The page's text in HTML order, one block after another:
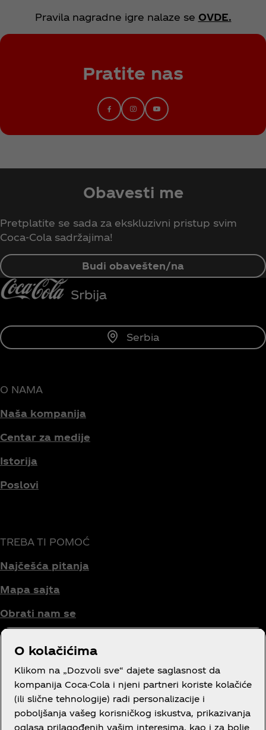
Pravila nagradne igre nalaze se OVDE.
Pratite nas
Obavesti me
Pretplatite se sada za ekskluzivni pristup svim
Coca‑Cola sadržajima!
Budi obavešten/na
Serbia
O NAMA
Naša kompanija
Centar za medije
Istorija
Poslovi
TREBA TI POMOĆ
Najčešća pitanja
Mapa sajta
Obrati nam se
Uslovi korišćenja
Obaveštenje o privatnosti potrošača
Podešavanja kolačića
O kolačićima
Klikom na „Dozvoli sve“ dajete saglasnost da
kompanija Coca-Cola i njeni partneri koriste kolačiće
(ili slične tehnologije) radi personalizacije i
poboljšanja vašeg korisničkog iskustva, prikazivanja
oglasa prilagođenih vašim interesima, kao i za bolje